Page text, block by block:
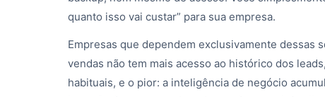
quanto isso vai custar” para sua empresa.
Empresas que dependem exclusivamente dessas
vendas não tem mais acesso ao histórico dos
habituais, e o pior: a inteligência de negócio